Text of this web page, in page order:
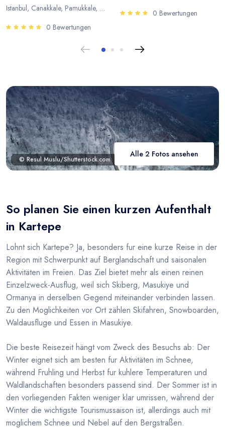
Istanbul, Canakkale, Pamukkale, Antalya
0 Bewertungen
0 Bewertungen
© Resul Muslu/Shutterstock.com
Alle 2 Fotos ansehen
So planen Sie einen kurzen Aufenthalt
in Kartepe
Lohnt sich Kartepe? Ja, besonders fur eine kurze Reise in der
Region mit Schwerpunkt auf Berglandschaft und saisonalen
Aktivitäten im Freien. Das Ziel bietet mehr als einen reinen
Einzelzweck-Ausflug, weil sich Skiberg, Masukiye und
Ormanya in derselben Gegend miteinander verbinden lassen.
Zu den Moglichkeiten vor Ort zählen Skifahren, Snowboarden,
Waldausfluge und Essen in Masukiye.
Die beste Reisezeit hängt vom Zweck des Besuchs ab: Der
Winter eignet sich am besten fur Aktivitäten im Schnee,
während Fruhling und Herbst fur kuhlere Temperaturen und
Waldlandschaften besonders passend sind. Der Sommer ist in
den vorliegenden Fakten weniger klar umrissen, während der
Winter die wichtigste Tourismussaison ist, allerdings auch mit
moglichem Schnee und Nebel auf den Bergstraßen.